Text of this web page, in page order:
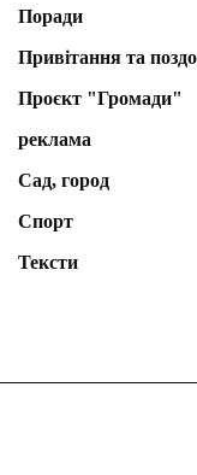
Поради
Привітання та
Проєкт "Громади"
реклама
Сад, город
Спорт
Тексти